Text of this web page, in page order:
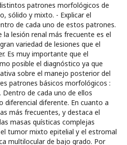
patrones morfológicos de
sólido y mixto. - Explicar el
de cada uno de estos patrones.
la lesión renal más frecuente es el
variedad de lesiones que el
Es muy importante que el
posible el diagnóstico ya que
sobre el manejo posterior del
patrones básicos morfológicos :
de cada uno de ellos
diferencial diferente. En cuanto a
más frecuentes, y destaca el
masas quísticas complejas
tumor mixto epitelial y el estromal
multilocular de bajo grado. Por